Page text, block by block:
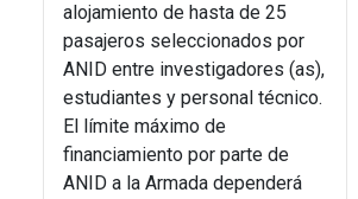
alojamiento de hasta de 25
pasajeros seleccionados por
ANID entre investigadores (as),
estudiantes y personal técnico.
El límite máximo de
financiamiento por parte de
ANID a la Armada dependerá